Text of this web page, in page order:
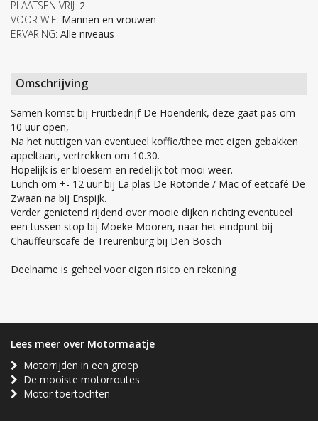
PLAATSEN VRIJ: 2
VOOR WIE: Mannen en vrouwen
ERVARING: Alle niveaus
Omschrijving
Samen komst bij Fruitbedrijf De Hoenderik, deze gaat pas om
10 uur open,
Na het nuttigen van eventueel koffie/thee met eigen gebakken
appeltaart, vertrekken om 10.30.
Hopelijk is er bloesem en redelijk tot mooi weer.
Lunch om +- 12 uur bij La plas De Rotonde / Mac of eetcafé De
Zwaan na bij Enspijk.
Verder genietend rijdend over mooie dijken richting eventueel
een tussen stop bij Moeke Mooren, naar het eindpunt bij
Chauffeurscafe de Treurenburg bij Den Bosch
Deelname is geheel voor eigen risico en rekening
Lees meer over Motormaatje
Motorrijden in een groep
De mooiste motorroutes
Motor toertochten